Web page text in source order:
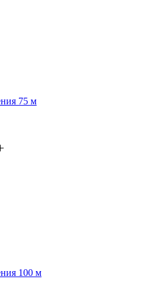
75 м
100 м